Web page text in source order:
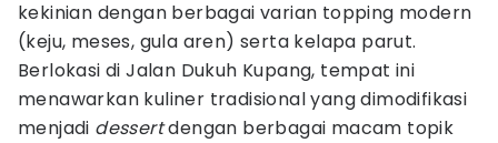
kekinian dengan berbagai varian topping modern
(keju, meses, gula aren) serta kelapa parut.
Berlokasi di Jalan Dukuh Kupang, tempat ini
menawarkan kuliner tradisional yang dimodifikasi
menjadi dessertdengan berbagai macam topik